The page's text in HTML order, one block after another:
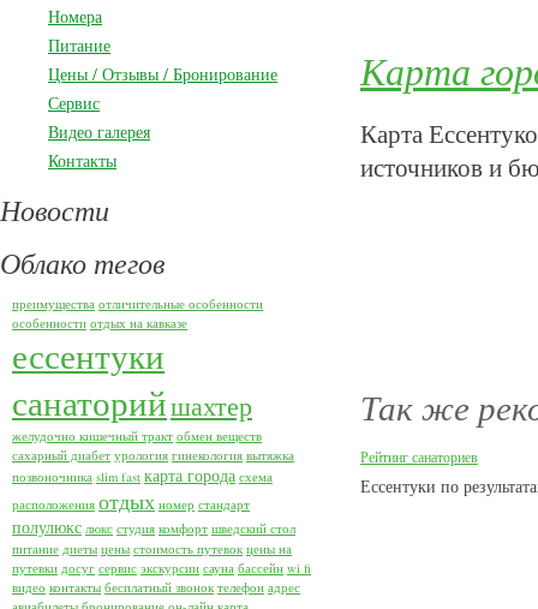
Номера
Питание
Цены / Отзывы / Бронирование
Сервис
Видео галерея
Контакты
Новости
Облако тегов
преимущества отличительные особенности
особенности отдых на кавказе
ессентуки
санаторийшахтер
желудочно кишечный тракт обмен веществ
сахарный диабет урология гинекология вытяжка
позвоночника slim fast карта города схема
расположения отдых номер стандарт
полулюкс люкс студия комфорт шведский стол
питание диеты цены стоимость путевок цены на
путевки досуг сервис экскурсии сауна бассейн wi fi
видео контакты бесплатный звонок телефон адрес
Карта
Карта
источников и
Так же
Рейтинг санаториев
Ессентуки по